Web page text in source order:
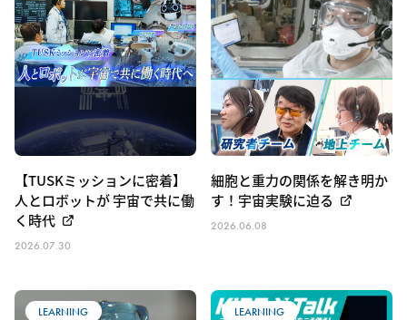
【TUSKミッションに密着】
人とロボットが 宇宙で共に働
く時代
2026.07.30
細胞と重力の関係を解き明か
す！宇宙実験に迫る
2026.06.08
LEARNING LEARNING